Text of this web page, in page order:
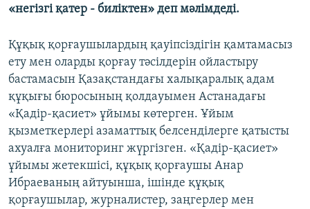
«негізгі қатер - биліктен» деп мәлімдеді.
Құқық қорғаушылардың қауіпсіздігін қамтамасыз
ету мен оларды қорғау тәсілдерін ойластыру
бастамасын Қазақстандағы халықаралық адам
құқығы бюросының қолдауымен Астанадағы
«Қадір-қасиет» ұйымы көтерген. Ұйым
қызметкерлері азаматтық белсенділерге қатысты
ахуалға мониторинг жүргізген. «Қадір-қасиет»
ұйымы жетекшісі, құқық қорғаушы Анар
Ибраеваның айтуынша, ішінде құқық
қорғаушылар, журналистер, заңгерлер мен